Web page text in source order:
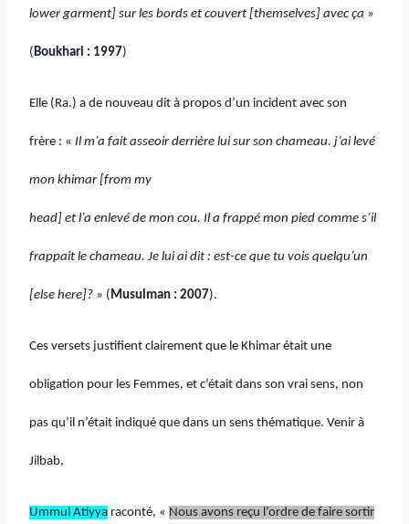
lower garment] sur les bords et couvert [themselves] avec ça »
( Boukhari : 1997)
Elle (Ra.) a de nouveau dit à propos d’un incident avec son
frère : « Il m’a fait asseoir derrière lui sur son chameau. j’ai levé
mon khimar [from my
head] et l’a enlevé de mon cou. Il a frappé mon pied comme s’il
frappait le chameau. Je lui ai dit : est-ce que tu vois quelqu’un
[else here]? » ( Musulman : 2007).
Ces versets justifient clairement que le Khimar était une
obligation pour les Femmes, et c’était dans son vrai sens, non
pas qu’il n’était indiqué que dans un sens thématique. Venir à
Jilbab,
Ummul Atiyya raconté, « Nous avons reçu l’ordre de faire sortir